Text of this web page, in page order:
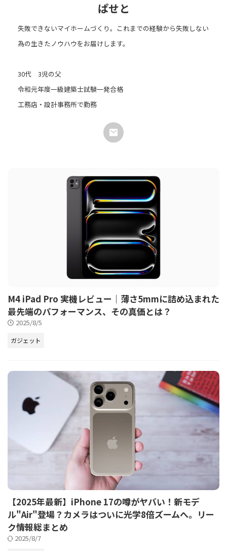
ぱせと
失敗できないマイホームづくり。これまでの経験から失敗しない
為の生きたノウハウをお届けします。
30代 3児の父
令和元年度一級建築士試験一発合格
工務店・設計事務所で勤務
M4 iPad Pro 実機レビュー｜薄さ5mmに詰め込まれた
最先端のパフォーマンス、その真価とは？
2025/8/5
ガジェット
【2025年最新】iPhone 17の噂がヤバい！新モデ
ル"Air"登場？カメラはついに光学8倍ズームへ。リー
ク情報総まとめ
2025/8/7